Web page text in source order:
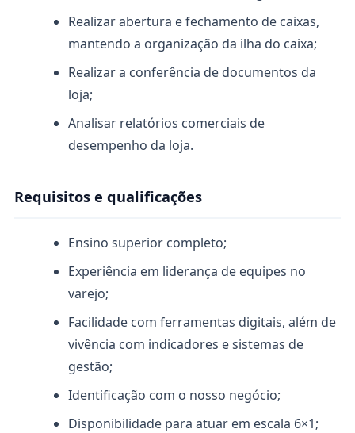
Realizar abertura e fechamento de caixas,
mantendo a organização da ilha do caixa;
Realizar a conferência de documentos da
loja;
Analisar relatórios comerciais de
desempenho da loja.
Requisitos e qualificações
Ensino superior completo;
Experiência em liderança de equipes no
varejo;
Facilidade com ferramentas digitais, além de
vivência com indicadores e sistemas de
gestão;
Identificação com o nosso negócio;
Disponibilidade para atuar em escala 6×1;